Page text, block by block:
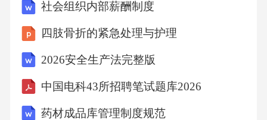
否满足最大扭矩需求。3.判断题3.1使用红外测
温仪检测三元催化器表面温度，若入口温度高
于出口温度，即可判定催化器堵塞。（）答
案：错误解析：正常催化器氧化放热，出口应
社会组织内部薪酬制度
四肢骨折的紧急处理与护理
2026安全生产法完整版
中国电科43所招聘笔试题库2026
药材成品库管理制度规范